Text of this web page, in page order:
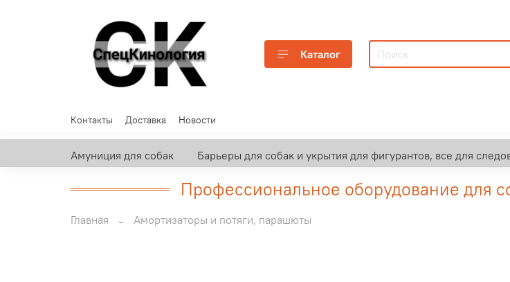
Каталог
Контакты Доставка Новости
Амуниция для собак Барьеры для собак и укрытия для фигурантов, все для
Профессиональное оборудование для
Главная Амортизаторы и потяги, парашюты